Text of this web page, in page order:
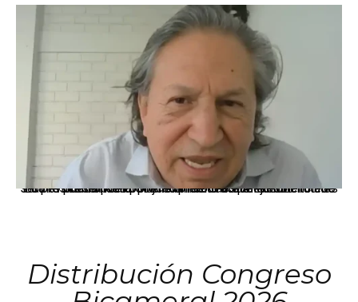
La presidenta Keiko Fujimori informó que la solicitud de indulto presentada por el expresidente Alejandro Toledo será evaluada por la Comisión de Gracias Presidenciales conforme al procedimiento establecido.
Distribución Congreso